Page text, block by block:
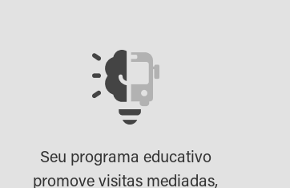
Seu programa educativo
promove visitas mediadas,